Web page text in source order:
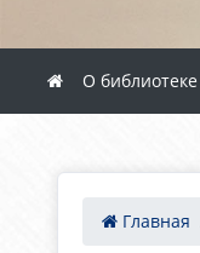
О библиотеке
Главная